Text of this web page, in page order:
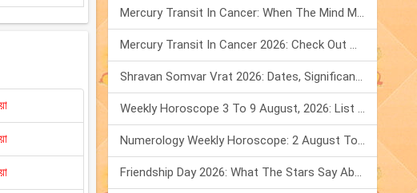
Mercury Transit In Cancer: When The Mind Meets The Heart!
Mercury Transit In Cancer 2026: Check Out What It Brings For You
Shravan Somvar Vrat 2026: Dates, Significance & Rituals In August
Weekly Horoscope 3 To 9 August, 2026: List Of Fasts & Festivals
Numerology Weekly Horoscope: 2 August To 8 August, 2026
Friendship Day 2026: What The Stars Say About Your Best Friend!